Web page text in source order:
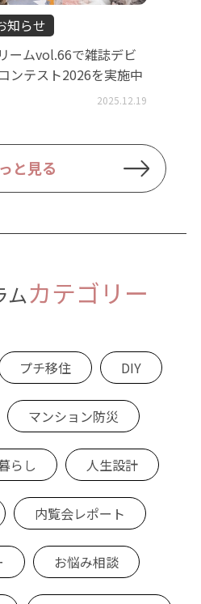
知らせ
ームvol.66で雑誌デビ
ンテスト2026を実施中
2025.12.19
と見る
ムカテゴリー
プチ移住 DIY
マンション防災
らし 人生設計
内覧会レポート
お悩み相談